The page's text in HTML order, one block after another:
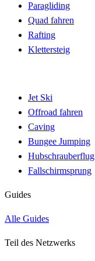
Paragliding
Quad fahren
Rafting
Klettersteig
Jet Ski
Offroad fahren
Caving
Bungee Jumping
Hubschrauberflug
Fallschirmsprung
Guides
Alle Guides
Teil des Netzwerks